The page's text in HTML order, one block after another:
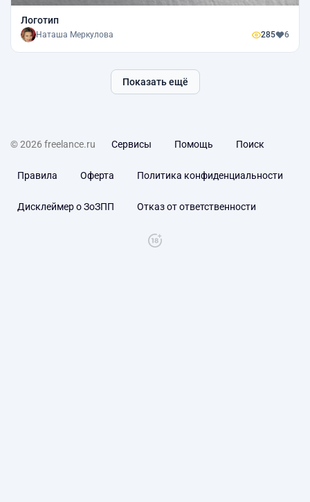
Логотип
Наташа Меркулова 285 6
Показать ещё
© 2026 freelance.ru Сервисы Помощь Поиск
Правила Оферта Политика конфиденциальности
Дисклеймер о ЗоЗПП Отказ от ответственности